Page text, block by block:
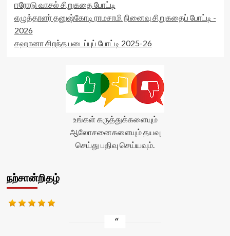
ஈரோடு வாசல் சிறுகதை போட்டி
எழுத்தாளர் தனுஷ்கோடி ராமசாமி நினைவு சிறுகதைப் போட்டி -
2026
சஹானா சிறந்த படைப்புப் போட்டி 2025-26
உங்கள் கருத்துக்களையும்
ஆலோசனைகளையும் தயவு
செய்து பதிவு செய்யவும்.
நற்சான்றிதழ்